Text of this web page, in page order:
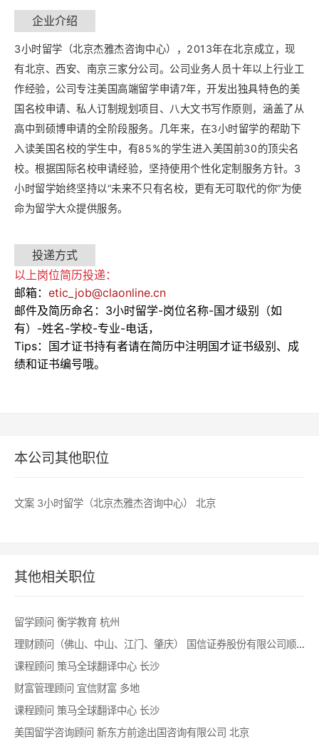
企业介绍
3小时留学（北京杰雅杰咨询中心），2013年在北京成立，现
有北京、西安、南京三家分公司。公司业务人员十年以上行业工
作经验，公司专注美国高端留学申请7年，开发出独具特色的美
国名校申请、私人订制规划项目、八大文书写作原则，涵盖了从
高中到硕博申请的全阶段服务。几年来，在3小时留学的帮助下
入读美国名校的学生中，有85%的学生进入美国前30的顶尖名
校。根据国际名校申请经验，坚持使用个性化定制服务方针。3
小时留学始终坚持以“未来不只有名校，更有无可取代的你”为使
命为留学大众提供服务。
投递方式
以上岗位简历投递：
邮箱： etic_job@claonline.cn
邮件及简历命名：3小时留学-岗位名称-国才级别（如
有）-姓名-学校-专业-电话，
Tips：国才证书持有者请在简历中注明国才证书级别、成
绩和证书编号哦。
本公司其他职位
文案 3小时留学（北京杰雅杰咨询中心） 北京
其他相关职位
留学顾问 衡学教育 杭州
理财顾问（佛山、中山、江门、肇庆）
国信证券股份有限公司顺德分公司
课程顾问 策马全球翻译中心 长沙
财富管理顾问 宜信财富 多地
课程顾问 策马全球翻译中心 长沙
美国留学咨询顾问 新东方前途出国咨询有限公司 北京